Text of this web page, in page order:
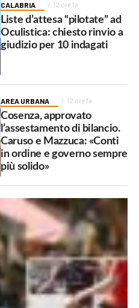
CALABRIA 12 ore fa
Liste d’attesa “pilotate” ad
Oculistica: chiesto rinvio a
giudizio per 10 indagati
AREA URBANA 12 ore fa
Cosenza, approvato
l’assestamento di bilancio.
Caruso e Mazzuca: «Conti
in ordine e governo sempre
più solido»